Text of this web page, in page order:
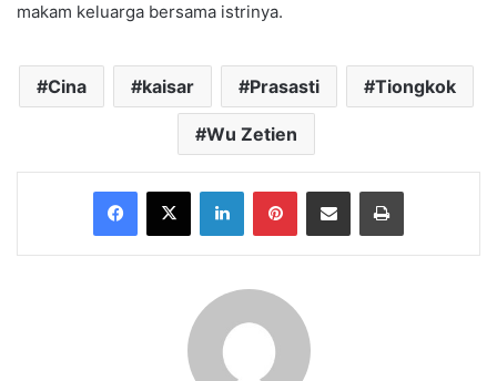
makam keluarga bersama istrinya.
Cina kaisar Prasasti Tiongkok
Wu Zetien
Facebook
X LinkedInPinterestShare via Email Print